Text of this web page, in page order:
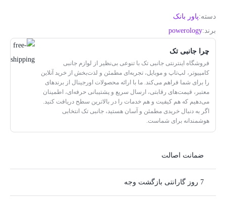
دسته:پاور بانک
برند:powerology
چرا جانبی تک
فروشگاه اینترنتی جانبی تک با تنوعی بی‌نظیر از لوازم جانبی
کامپیوتر، لپ‌تاپ و موبایل، تجربه‌ای مطمئن و لذت‌بخش از خرید آنلاین
را برای شما فراهم می‌کند. ما با ارائه محصولات اورجینال از برندهای
معتبر، قیمت‌های رقابتی، ارسال سریع و پشتیبانی حرفه‌ای، اطمینان
می‌دهیم که هم کیفیت و هم خدمات را در بالاترین سطح دریافت کنید.
اگر به دنبال خریدی مطمئن و آسان هستید، جانبی تک انتخابی
هوشمندانه برای شماست.
ضمانت اصالت
7 روز گارانتی بازگشت وجه